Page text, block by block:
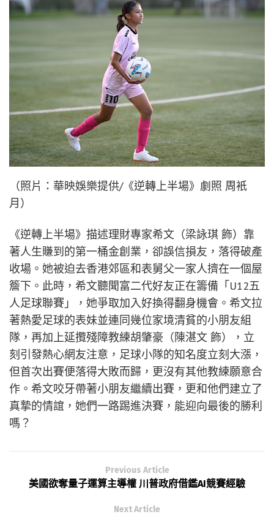
（照片：華映娛樂提供/《逆轉上半場》劇照 周衹
月）
《逆轉上半場》描述理財專家希文（梁詠琪 飾）靠
著人生賺到的第一桶金創業，卻誤信損友，落得破產
收場。她被迫去香港郊區和表舅父一家人擠在一個屋
簷下。此時，希文聽聞富二代好友正在籌備「U12五
人足球聯賽」，她爭取加入好換得翻身機會。希文拉
著熱愛足球的表妹並連同幾位家境清貧的小朋友組
隊，再加上延攬殘障教練胡肇豪（陳湛文 飾），立
刻引發熱心網友注意，足球小隊的知名度立刻大漲，
但首次出賽便落得大敗而歸，更沒有其他教練願意合
作。希文咬牙帶著小朋友繼續出賽，更和他們建立了
真摯的情誼，她們一路踢進決賽，能迎向最後的勝利
嗎？
Previous Article
美國欲奪量子運算主導權 川普政府借鑑AI競賽經驗
Next Article